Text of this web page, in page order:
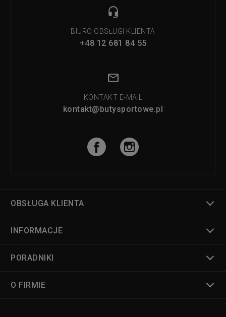
BIURO OBSŁUGI KLIENTA
+48 12 681 84 55
KONTAKT E-MAIL
kontakt@butysportowe.pl
OBSŁUGA KLIENTA
INFORMACJE
PORADNIKI
O FIRMIE